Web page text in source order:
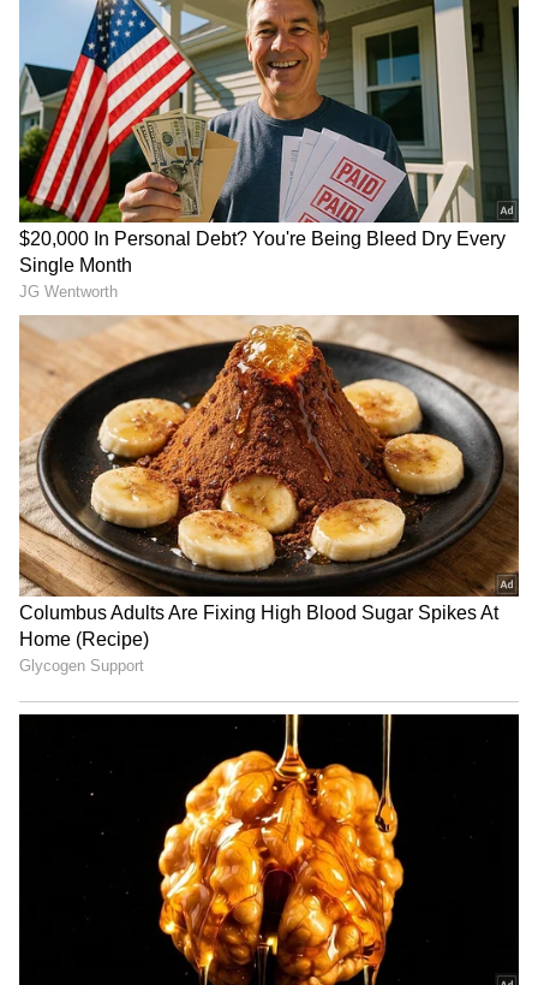
தலைமை பயிற்சியாளர் ராகுல் டிராவிட்,
ஆஸ்திரேலிய ஸ்பின்னர்களை வெகுவாக
புகழ்ந்து பேசியுள்ளார். இதுகுறித்து பேசிய
ராகுல் டிராவிட், நேதன் லயன்
தலைமையிலான ஆஸ்திரேலிய ஸ்பின்
பவுலிங் யூனிட் அருமையாக பந்துவீசியது.
ஆஸ்திரேலிய அணிக்காக கடந்த பல
ஆண்டுகளாக லயன் சிறப்பாக
பந்துவீசிவருகிறார். அந்த 2 இளம்
ஸ்பின்னர்களும்(மர்ஃபி, குன்னெமன்)
லயனுக்கு சிறப்பாக ஒத்துழைப்பு கொடுத்து
பந்துவீசினர்.
ICC WTC ஃபைனலில் இந்திய அணியின்
ஓபனராக ராகுல் - கில் இருவரில் யார்
ஆடலாம்..? தினேஷ் கார்த்திக் அதிரடி